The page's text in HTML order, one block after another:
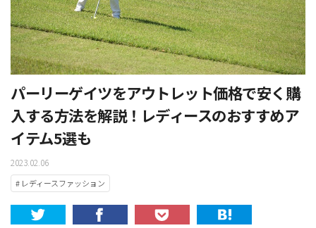
パーリーゲイツをアウトレット価格で安く購
入する方法を解説！レディースのおすすめア
イテム5選も
2023.02.06
# レディースファッション